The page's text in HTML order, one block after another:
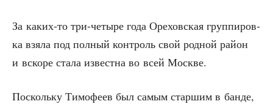
За каких-то три-четы­ре года Оре­хов­ская груп­пи­ров­
ка взя­ла под пол­ный кон­троль свой род­ной рай­он
и вско­ре ста­ла извест­на во всей Москве.
Посколь­ку Тимо­фе­ев был самым стар­шим в бан­де,